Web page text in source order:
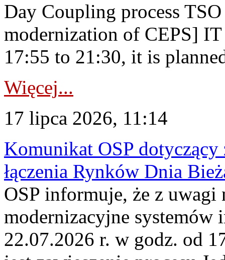
Day Coupling process
modernization of CEPS]
17:55 to 21:30, it is
Więcej...
17 lipca 2026, 11:14
Komunikat OSP dotyczący
łączenia Rynków Dnia
OSP informuje, że z uwagi
modernizacyjne systemów
22.07.2026 r. w godz. od